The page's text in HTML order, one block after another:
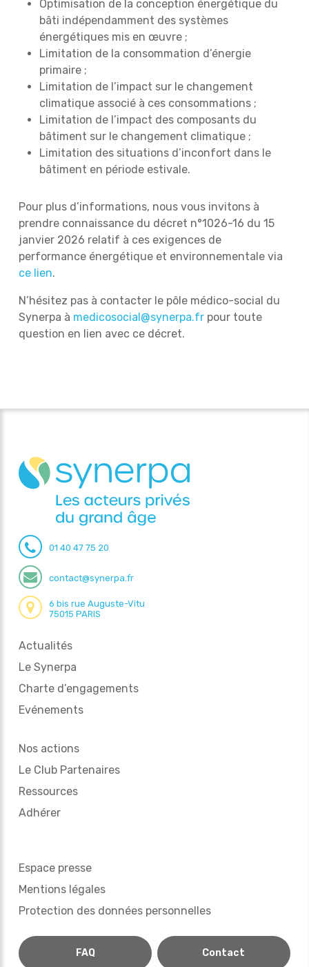
Optimisation de la conception énergétique du
bâti indépendamment des systèmes
énergétiques mis en œuvre ;
Limitation de la consommation d’énergie
primaire ;
Limitation de l’impact sur le changement
climatique associé à ces consommations ;
Limitation de l’impact des composants du
bâtiment sur le changement climatique ;
Limitation des situations d’inconfort dans le
bâtiment en période estivale.
Pour plus d’informations, nous vous invitons à
prendre connaissance du décret n°1026-16 du 15
janvier 2026 relatif à ces exigences de
performance énergétique et environnementale via
ce lien.
N’hésitez pas à contacter le pôle médico-social du
Synerpa à medicosocial@synerpa.frpour toute
question en lien avec ce décret.
01 40 47 75 20
contact@synerpa.fr
6 bis rue Auguste-Vitu
75015 PARIS
Actualités
Le Synerpa
Charte d’engagements
Evénements
Nos actions
Le Club Partenaires
Ressources
Adhérer
Espace presse
Mentions légales
Protection des données personnelles
FAQ Contact